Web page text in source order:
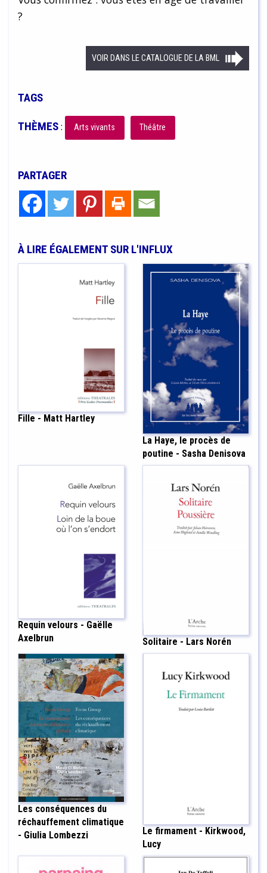
?
VOIR DANS LE CATALOGUE DE LA BML
TAGS
THÈMES: Arts vivants Théâtre
PARTAGER
À LIRE ÉGALEMENT SUR L'INFLUX
Fille - Matt Hartley
La Haye, le procès de
poutine - Sasha Denisova
Requin velours - Gaëlle
Axelbrun
Solitaire - Lars Norén
Les conséquences du
réchauffement climatique
- Giulia Lombezzi
Le firmament - Kirkwood,
Lucy